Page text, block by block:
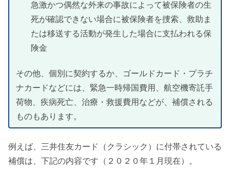
急激かつ偶然な外来の事故によって被保険者の生
死が確認できない場合に被保険者を捜索、救助ま
たは移送する活動が発生した場合に支払われる保
険金
その他、個別に契約するか、ゴールドカード・プラチ
ナカードなどには、緊急一時帰国費用、航空機寄託手
荷物、疾病死亡、治療・救援費用などが、補償される
ものもあります。
例えば、三井住友カード（クラシック）に付帯されている
補償は、下記の内容です（２０２０年１月現在）。